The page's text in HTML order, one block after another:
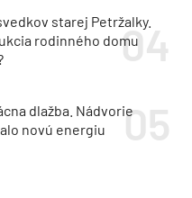
starej Petržalky.
rodinného domu
dlažba. Nádvorie
novú energiu